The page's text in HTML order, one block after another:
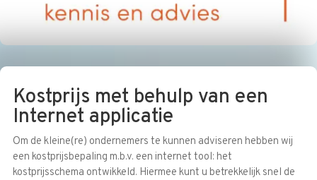
Kostprijs met behulp van een
Internet applicatie
Om de kleine(re) ondernemers te kunnen adviseren hebben wij
een kostprijsbepaling m.b.v. een internet tool: het
kostprijsschema ontwikkeld. Hiermee kunt u betrekkelijk snel de